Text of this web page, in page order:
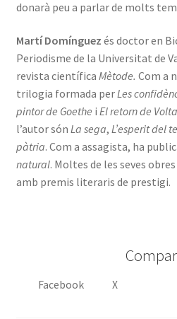
donarà peu a parlar de molts
Martí Domínguez és doctor en
Periodisme de la Universitat de
revista científica Mètode. Com a
trilogia formada perLes
pintor de Goethe i El retorn de
l’autor són La sega, L’esperit del
pàtria. Com a assagista, ha
natural. Moltes de les seves
amb premis literaris de prestigi.
Facebook X